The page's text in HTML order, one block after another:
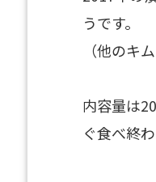
うです。
（他のキ
内容量は
ぐ食べ終